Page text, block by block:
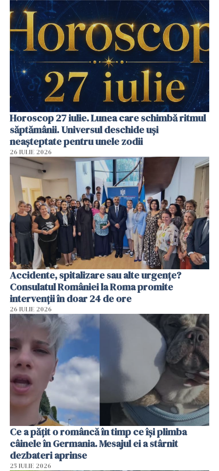
Horoscop 27 iulie. Lunea care schimbă ritmul
săptămânii. Universul deschide uși
neașteptate pentru unele zodii
26 IULIE 2026
Accidente, spitalizare sau alte urgențe?
Consulatul României la Roma promite
intervenții în doar 24 de ore
26 IULIE 2026
Ce a pățit o româncă în timp ce își plimba
câinele în Germania. Mesajul ei a stârnit
dezbateri aprinse
25 IULIE 2026